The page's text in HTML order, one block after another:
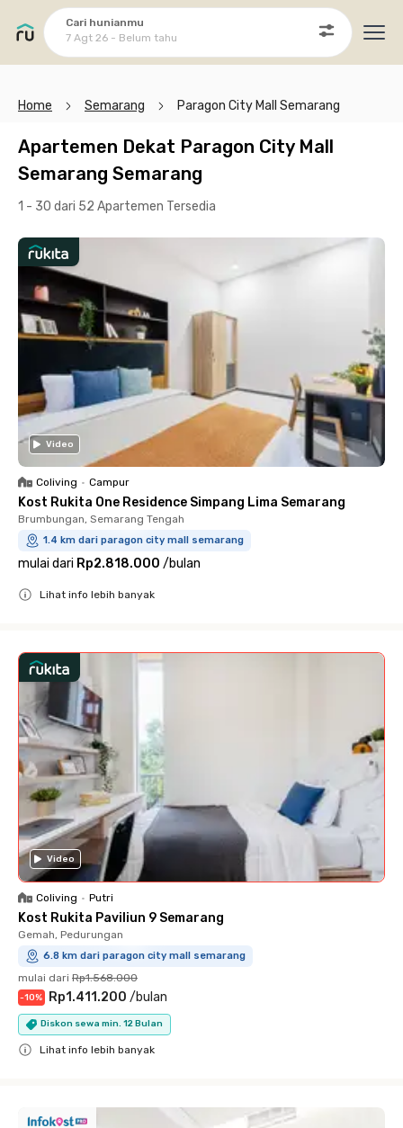
Cari hunianmu
7 Agt 26 - Belum tahu
Home Semarang Paragon City Mall Semarang
Apartemen Dekat Paragon City Mall
Semarang Semarang
1 - 30 dari 52 Apartemen Tersedia
Video
Coliving • Campur
Kost Rukita One Residence Simpang Lima Semarang
Brumbungan, Semarang Tengah
1.4 km dari paragon city mall semarang
mulai dari Rp2.818.000 /bulan
Lihat info lebih banyak
Video
Coliving • Putri
Kost Rukita Paviliun 9 Semarang
Gemah, Pedurungan
6.8 km dari paragon city mall semarang
mulai dari Rp1.568.000
-10% Rp1.411.200 /bulan
Diskon sewa min. 12 Bulan
Lihat info lebih banyak